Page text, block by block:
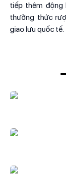
tiếp thêm động
thưởng thức
giao lưu quốc tế.